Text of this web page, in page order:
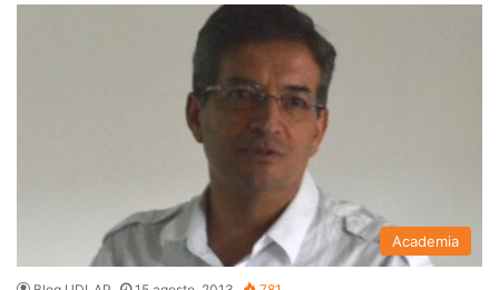
Academia